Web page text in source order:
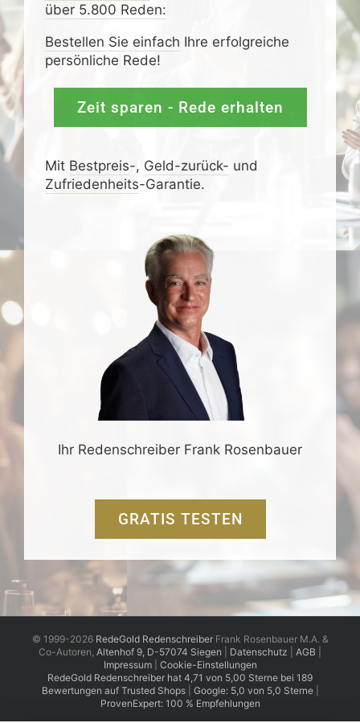
über 5.800 Reden:
Bestellen Sie einfach Ihre erfolgreiche
persönliche Rede!
Zeit sparen - Rede erhalten
Mit Bestpreis-, Geld-zurück- und
Zufrieden­­heits-Garantie.
Ihr Redenschreiber Frank Rosenbauer
GRATIS TESTEN
© 1999-2026 RedeGold RedenschreiberFrank Rosenbauer M.A. &
Co-Autoren, Altenhof 9, D-57074 Siegen Datenschutz AGB
Impressum| Cookie-Einstellungen
RedeGold Redenschreiber hat 4,71 von 5,00 Sterne bei 189
Bewertungen auf Trusted Shops| Google: 5,0 von 5,0 Sterne|
ProvenExpert: 100 % Empfehlungen